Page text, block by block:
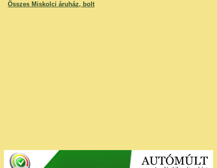
Összes Miskolci áruház, bolt